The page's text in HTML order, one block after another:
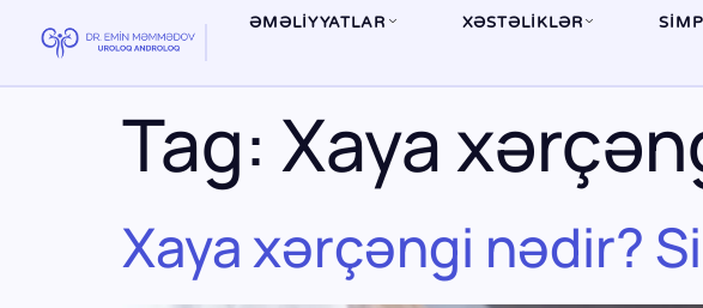
ƏMƏLİYYATLAR XƏSTƏLİKLƏR
Tag: Xaya
Xaya xərçəngi nədir?